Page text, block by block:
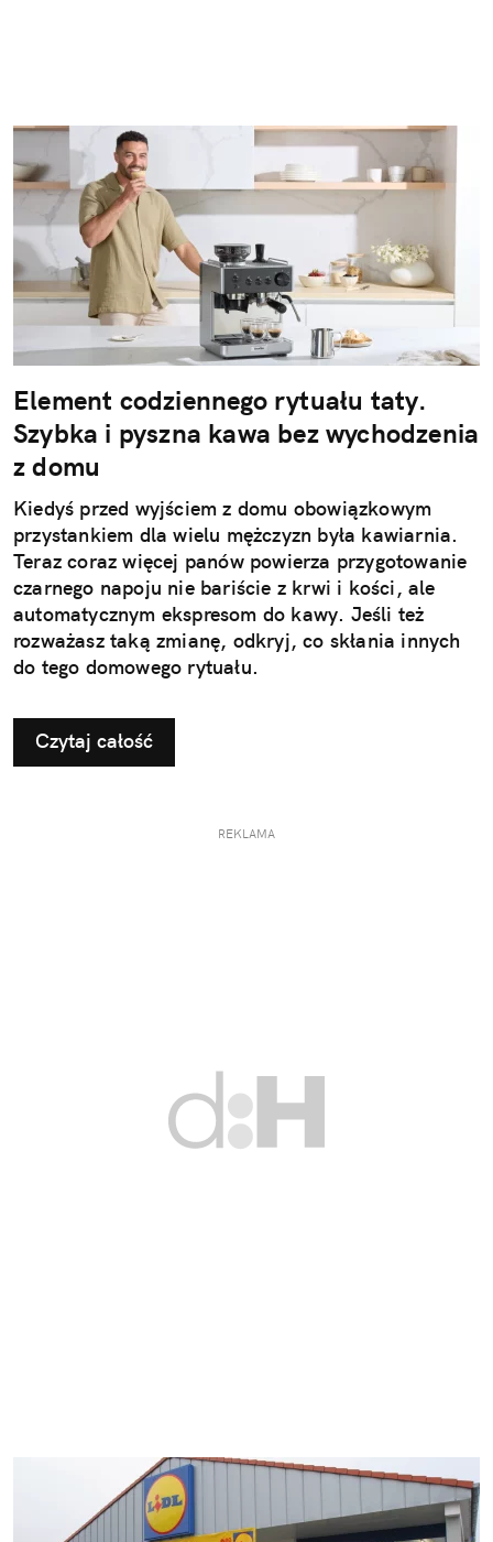
Element codziennego rytuału taty.
Szybka i pyszna kawa bez wychodzenia
z domu
Kiedyś przed wyjściem z domu obowiązkowym
przystankiem dla wielu mężczyzn była kawiarnia.
Teraz coraz więcej panów powierza przygotowanie
czarnego napoju nie bariście z krwi i kości, ale
automatycznym ekspresom do kawy. Jeśli też
rozważasz taką zmianę, odkryj, co skłania innych
do tego domowego rytuału.
Czytaj całość
REKLAMA